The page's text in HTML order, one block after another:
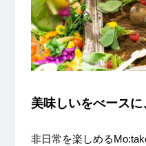
美味しいをべース
非日常を楽しめる